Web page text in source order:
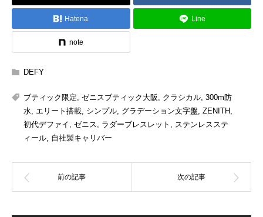
Hatena Line
note
DEFY
ブティック限定 ゼニスブティック大阪 クラシカル 300m防
水
エリート搭載 シンプル グラデーション文字盤 ZENITH
初代デファイ
ゼニス ラダーブレスレット
ステンレスステ
ィール 自社製キャリバー